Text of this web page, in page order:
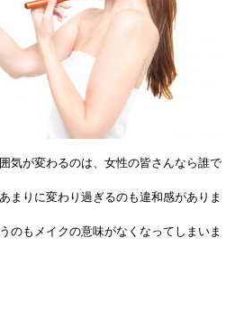
気が変わるのは、女性の皆さんなら誰で
まりに変わり過ぎるのも違和感がありま
のもメイクの意味がなくなってしまいま